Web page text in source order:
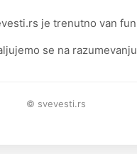
je trenutno van
se na
© svevesti.rs